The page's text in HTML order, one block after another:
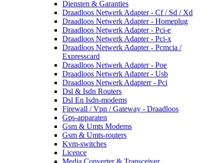
Diensten & Garanties
Draadloos Netwerk Adapter - Cf / Sd / Xd
Draadloos Netwerk Adapter - Homeplug
Draadloos Netwerk Adapter - Pci-e
Draadloos Netwerk Adapter - Pci-x
Draadloos Netwerk Adapter - Pcmcia /
Expresscard
Draadloos Netwerk Adapter - Poe
Draadloos Netwerk Adapter - Usb
Draadloos Netwerk Adapterr - Pci
Dsl & Isdn Routers
Dsl En Isdn-modems
Firewall / Vpn / Gateway - Draadloos
Gps-apparaten
Gsm & Umts Modems
Gsm & Umts-routers
Kvm-switches
Licence
Media Converter & Transceiver